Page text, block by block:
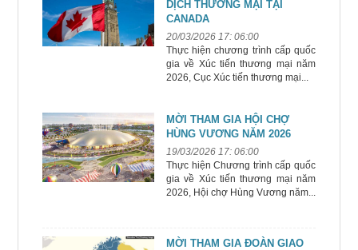
DỊCH THƯƠNG MẠI TẠI
CANADA
20/03/2026 17: 06:00
Thực hiện chương trình cấp quốc
gia về Xúc tiến thương mại năm
2026, Cục Xúc tiến thương mại...
MỜI THAM GIA HỘI CHỢ
HÙNG VƯƠNG NĂM 2026
19/03/2026 17: 06:00
Thực hiện Chương trình cấp quốc
gia về Xúc tiến thương mại năm
2026, Hội chợ Hùng Vương năm...
MỜI THAM GIA ĐOÀN GIAO